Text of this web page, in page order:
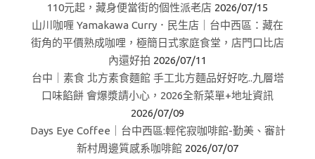
110元起，藏身便當街的個性派老店 2026/07/15
山川咖喱 Yamakawa Curry．民生店｜台中西區：藏在
街角的平價熟成咖哩，極簡日式家庭食堂，店門口比店
內還好拍 2026/07/11
台中｜素食 北方素食麵館 手工北方麵品好好吃..九層塔
口味餡餅 會爆漿請小心，2026全新菜單+地址資訊
2026/07/09
Days Eye Coffee｜台中西區:輕侘寂咖啡館-勤美、審計
新村周邊質感系咖啡館 2026/07/07